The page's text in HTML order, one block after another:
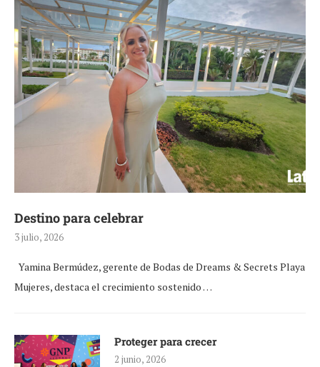
Destino para celebrar
3 julio, 2026
Yamina Bermúdez, gerente de Bodas de Dreams & Secrets Playa
Mujeres, destaca el crecimiento sostenido …
Proteger para crecer
2 junio, 2026